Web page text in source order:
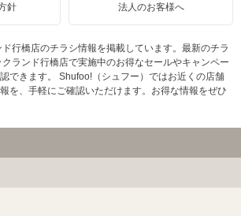
針 法人のお客様へ
行橋店のチラシ情報を掲載しています。最新のチラ
ランド行橋店で実施中のお得なセールやキャンペー
できます。 Shufoo!（シュフー）ではお近くの店舗
を、手軽にご確認いただけます。お得な情報をぜひ